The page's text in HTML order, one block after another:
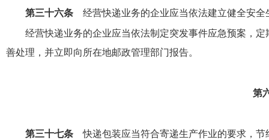
第三十六条经营快递业务的企业应当依法建立健全安全
经营快递业务的企业应当依法制定突发事件应急预案，
善处理，并立即向所在地邮政管理部门报告。
第
第三十七条快递包装应当符合寄递生产作业的要求，节